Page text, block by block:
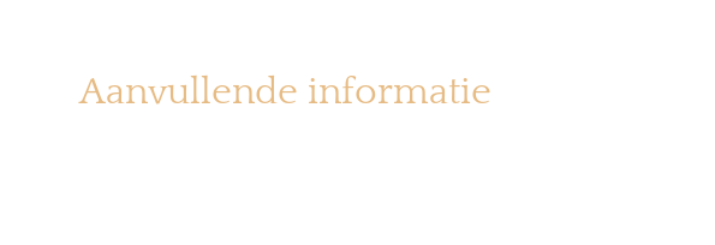
Aanvullende informatie